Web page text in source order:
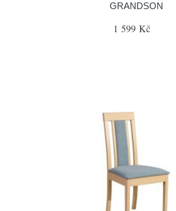
GRANDSON
1 599 Kč